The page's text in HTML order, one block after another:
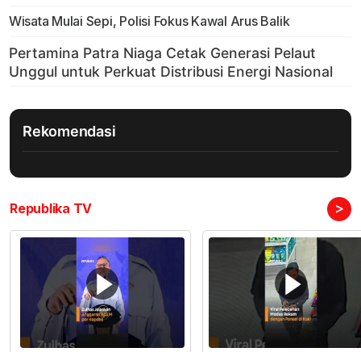
Wisata Mulai Sepi, Polisi Fokus Kawal Arus Balik
Rekomendasi
Republika TV >